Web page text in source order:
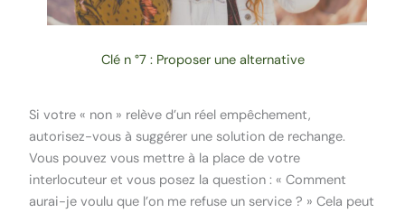
Clé n °7 : Proposer une alternative
Si votre « non » relève d’un réel empêchement,
autorisez-vous à suggérer une solution de rechange.
Vous pouvez vous mettre à la place de votre
interlocuteur et vous posez la question : « Comment
aurai-je voulu que l’on me refuse un service ? » Cela peut